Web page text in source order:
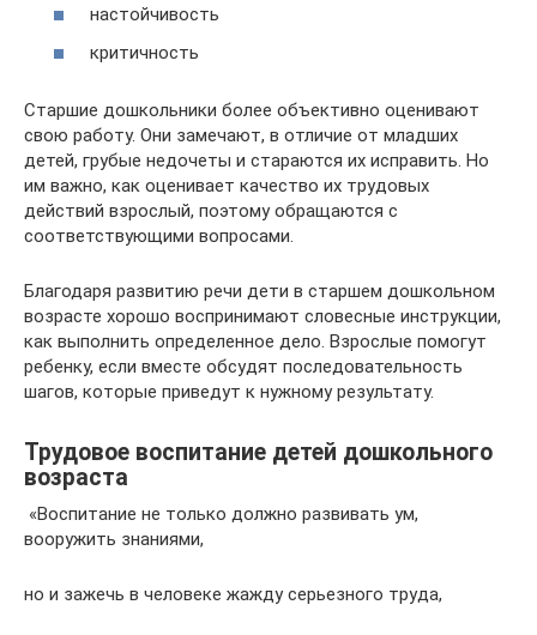
настойчивость
критичность
Старшие дошкольники более объективно оценивают
свою работу. Они замечают, в отличие от младших
детей, грубые недочеты и стараются их исправить. Но
им важно, как оценивает качество их трудовых
действий взрослый, поэтому обращаются с
соответствующими вопросами.
Благодаря развитию речи дети в старшем дошкольном
возрасте хорошо воспринимают словесные инструкции,
как выполнить определенное дело. Взрослые помогут
ребенку, если вместе обсудят последовательность
шагов, которые приведут к нужному результату.
Трудовое воспитание детей дошкольного
возраста
«Воспитание не только должно развивать ум,
вооружить знаниями,
но и зажечь в человеке жажду серьезного труда,